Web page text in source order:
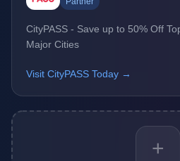
CityPASS - Save up to 50% Off
Major Cities
Visit CityPASS Today →
+